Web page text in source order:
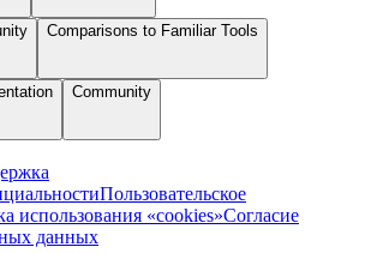
Comparisons to Familiar Tools
Community
Пользовательское
использования «cookies»Согласие
данных